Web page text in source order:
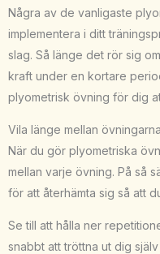
Några av de vanligaste
implementera i ditt
slag. Så länge det rör sig
kraft under en kortare
plyometrisk övning för dig
Vila länge mellan övningarna
När du gör plyometriska
mellan varje övning. På så
för att återhämta sig så att
Se till att hålla ner
snabbt att tröttna ut dig